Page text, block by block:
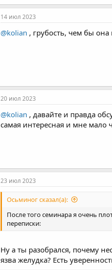
14 июл 2023
@kolian , грубость, чем бы она
20 июл 2023
@kolian , давайте и правда
самая интересная и мне мало
23 июл 2023
Осьминог сказал(а):
После того семинара я очень
переписки:
Ну а ты разобрался, почему
язва желудка? Есть